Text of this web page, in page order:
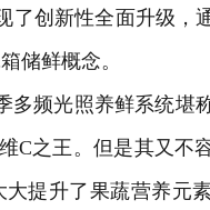
了创新性全面升级，
储鲜概念。
频光照养鲜系统堪
C之王。但是其又不
提升了果蔬营养元